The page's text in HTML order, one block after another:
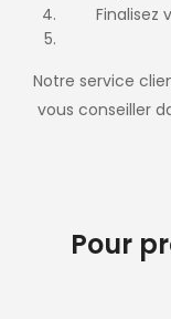
Finalisez
Notre service
vous conseiller
Pour